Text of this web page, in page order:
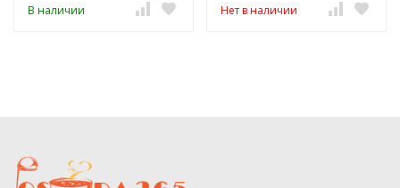
В наличии Нет в наличии